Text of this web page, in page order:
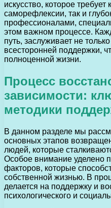
искусство, которое
саморефлексии, так и
профессионалами,
этом важном процессе.
путь, заслуживает не
всесторонней поддержки,
полноценной жизни.
Процесс
зависимости:
методики
В данном разделе мы
основных этапов
людей, которые
Особое внимание уделено
факторов, которые
собственной жизнью. В
делается на поддержку и
психологического и